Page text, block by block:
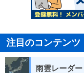
注目のコンテンツ
雨雲レーダー